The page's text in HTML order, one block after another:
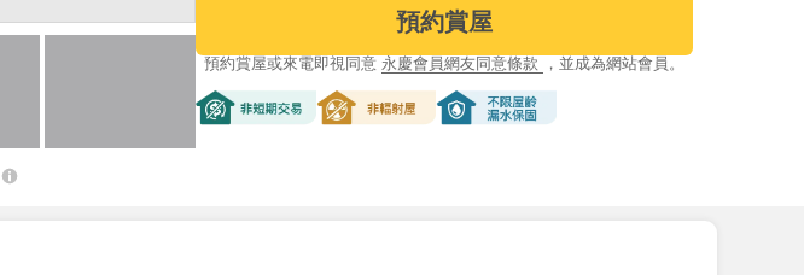
預約賞屋
預約賞屋或來電即視同意 永慶會員網友同意條款 ，並成為網站會員。